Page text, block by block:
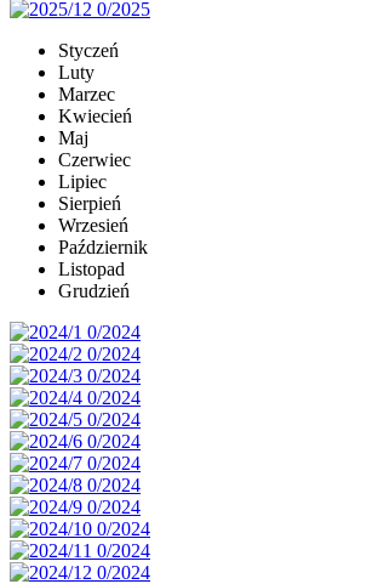
Styczeń
Luty
Marzec
Kwiecień
Maj
Czerwiec
Lipiec
Sierpień
Wrzesień
Październik
Listopad
Grudzień